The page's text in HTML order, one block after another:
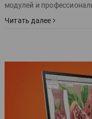
модулей и
Читать далее